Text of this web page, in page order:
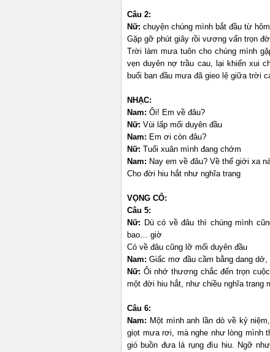
Câu 2:
Nữ: chuyện chúng mình bắt đầu từ
Gặp gỡ phút giây rồi vương vấn trọn
Trời làm mưa tuôn cho chúng mình
vẹn duyên nợ trầu cau, lại khiến xui
buổi ban đầu mưa đã gieo lệ giữa trời
NHẠC:
Nam: Ôi! Em về đâu?
Nữ: Vùi lấp mối duyên đầu
Nam: Em ơi còn đâu?
Nữ: Tuổi xuân mình đang chớm
Nam: Nay em về đâu? Về thế giới xa
Cho đời hiu hắt như nghĩa trang
VỌNG CỔ:
Câu 5:
Nữ: Dù có về đâu thì chúng mình
bao… giờ
Có về đâu cũng lỡ mối duyên đầu
Nam: Giấc mơ đầu cầm bằng dang
Nữ: Ôi nhớ thương chắc đến trọn
một đời hiu hắt, như chiều nghĩa trang
Câu 6:
Nam: Một mình anh lần dò về kỷ
giọt mưa rơi, mà nghe như lòng mình
gió buồn đưa lá rụng đìu hiu. Ngỡ